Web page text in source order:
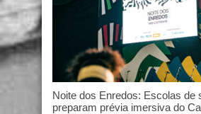
Noite dos Enredos: Escolas de
preparam prévia imersiva do